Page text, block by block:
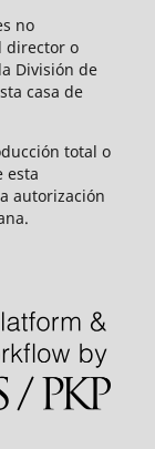
no
director o
División de
casa de
total o
esta
autorización